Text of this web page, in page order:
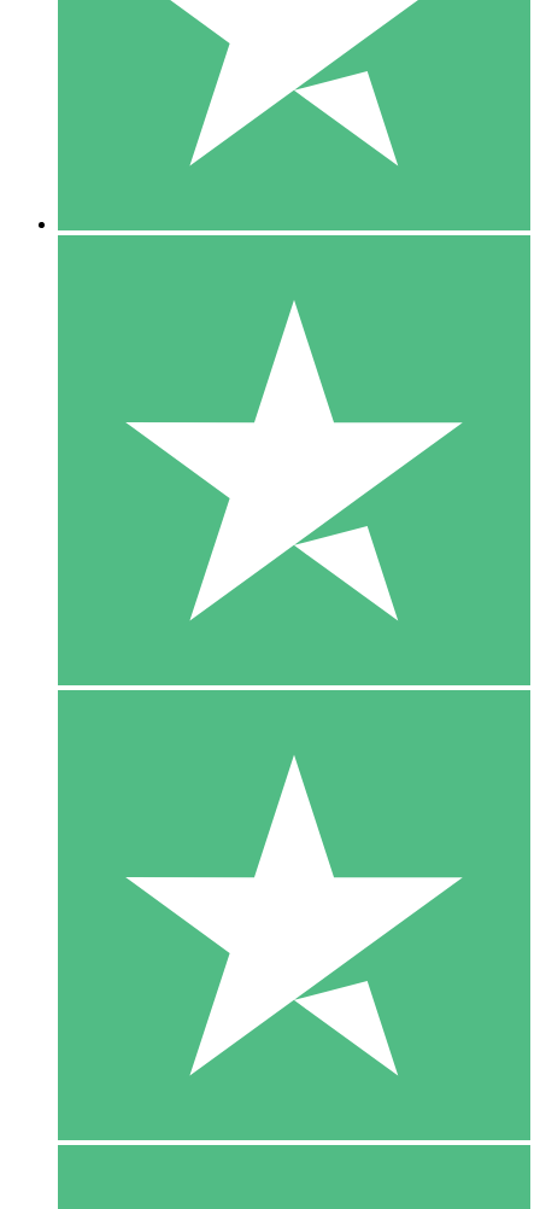
10 00
10 Downloads
20 00